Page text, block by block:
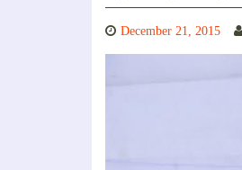
December 21, 2015